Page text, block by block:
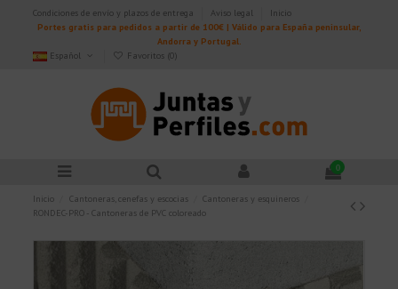
Condiciones de envío y plazos de entrega Aviso legal
Inicio
Portes gratis para pedidos a partir de 100€ | Válido para España peninsular,
Andorra y Portugal.
Español
Favoritos (0)
0
Inicio Cantoneras, cenefas y escocias
Cantoneras y esquineros
RONDEC-PRO - Cantoneras de PVC coloreado